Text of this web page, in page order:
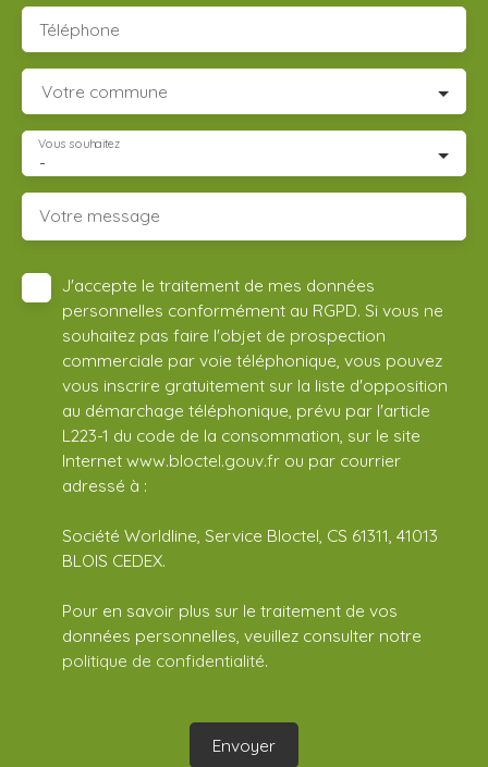
Téléphone
Votre commune
-
Vous souhaitez
Votre message
J'accepte le traitement de mes données
personnelles conformément au RGPD. Si vous ne
souhaitez pas faire l'objet de prospection
commerciale par voie téléphonique, vous pouvez
vous inscrire gratuitement sur la liste d'opposition
au démarchage téléphonique, prévu par l'article
L223-1 du code de la consommation, sur le site
Internet www.bloctel.gouv.fr ou par courrier
adressé à :
Société Worldline, Service Bloctel, CS 61311, 41013
BLOIS CEDEX.
Pour en savoir plus sur le traitement de vos
données personnelles, veuillez consulter notre
politique de confidentialité.
Envoyer